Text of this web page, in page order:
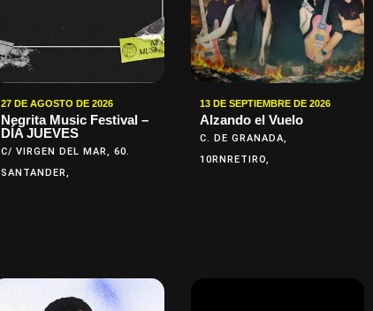
27 DE AGOSTO DE 2026
Negrita Music Festival –
DÍA JUEVES
C/ VIRGEN DEL MAR, 60.
SANTANDER,
13 DE SEPTIEMBRE DE 2026
Alzando el Vuelo
C. DE GRANADA,
10RNRETIRO,